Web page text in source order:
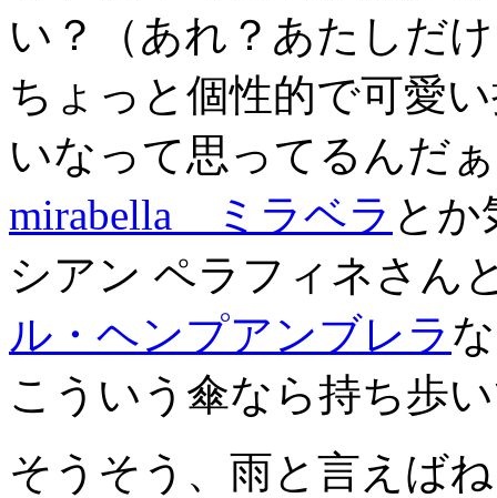
い？（あれ？あたしだ
ちょっと個性的で可愛
いなって思ってるんだ
mirabella ミラベラ と
シアン ペラフィネさん
ル・ヘンプアンブレラ
こういう傘なら持ち歩
そうそう、雨と言えば